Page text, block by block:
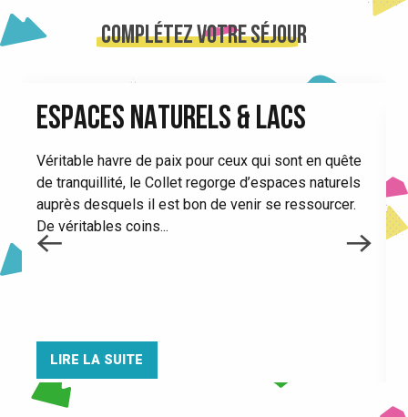
COMPLÉTEZ VOTRE SÉJOUR
ESPACES NATURELS & LACS
Véritable havre de paix pour ceux qui sont en quête
de tranquillité, le Collet regorge d’espaces naturels
auprès desquels il est bon de venir se ressourcer.
De véritables coins...
LIRE LA SUITE